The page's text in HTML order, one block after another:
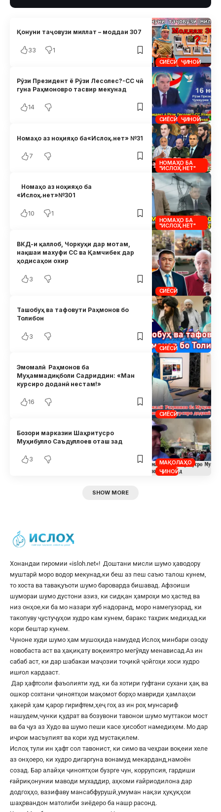
СИЁСӢ ҶИНОӢ
Қонуни таҷовузи миллат – моддаи 307
33 1
СИЁСӢ ҶИНОӢ
Рӯзи Президент ё Рӯзи Лесолес?-CC чӣ
гуна Раҳмоновро тасвир мекунад
14
НОМАҲО БА
"ИСЛОҲ.НЕТ"
Номаҳо аз ноҳияҳо ба«Ислоҳ.нет» №31
7
НОМАҲО БА
"ИСЛОҲ.НЕТ"
Номаҳо аз ноҳияҳо ба
«Ислоҳ.нет»№301
10 1
СИЁСӢ
ВКД-и қаллоб, Чоркуҳи дар мотам,
нақшаи махуфи СС ва Қамчибек дар
ҳодисаҳои охир
3
СИЁСӢ
Ташобуҳ ва тафовути Раҳмонов бо
Толибон
3
СИЁСӢ
Эмомалӣ Раҳмонов ба
Муҳаммадиқболи Садриддин: «Ман
курсиро доданӣ нестам!»
16
МАҚОЛАҲО
ҶИНОӢ
Бозори марказии Шаҳритусро
Муҳибулло Саъдуллоев оташ зад
3
SHOW MORE
Хонандаи гиромии «isloh.net«! Доштани мисли шумо ҳаводору
муштарӣ моро водор мекунад,ки беш аз пеш саъю талош кунем,
то хоста ва тавақуъоти шумо бароварда бишавад. Афзоиши
шумораи шумо дустони азиз, ки сидқан ҳамроҳи мо ҳастед ва
низ онҳое,ки ба мо назари хуб надоранд, моро намегузорад, ки
такопуву ҷустуҷуҳои худро кам кунем, баракс таҳрик медиҳад,ки
кори бештар кунем.
Чуноне худи шумо ҳам мушоҳида намудед Ислоҳ минбари озоду
новобаста аст ва ҳақиқату воқеиятро мегӯяду менависад.Аз ин
сабаб аст, ки дар шабакаи маҷозии тоҷикӣ ҷойгоҳи хоси худро
ишғол кардааст.
Дар ҳафтсоли фаъолияти худ, ки ба хотири гуфтани сухани ҳақ ва
ошкор сохтани ҷиноятҳои мақомот борҳо мавриди ҳамлаҳои
ҳакерӣ ҳам қарор гирифтем,ҳеҷ гоҳ аз ин роҳ мунсариф
нашудем,чунки қудрат ва бозувони тавонои шумо муттакои мост
ва ба ҷуз аз Худо ва шумо пеши касе ҳисобот намедиҳем. Мо дар
иҷрои масъулият ва кори худ мустақилем.
Ислоҳ тули ин ҳафт сол тавонист, ки симо ва чеҳраи воқеии хеле
аз онҳоеро, ки худро дигаргуна вонамуд мекарданд,намоён
созад. Бар алайҳи ҷиноятҳои бузрге чун, коррупсия, гардиши
ғайриқонунии маводи мухаддир, аҳкоми ғайриодилона дар
додгоҳҳо, вазифаву мансабфурушӣ,умуман нақзи ҳуқуқҳои
шаҳрвандон матолиби зиёдеро ба нашр расонд.